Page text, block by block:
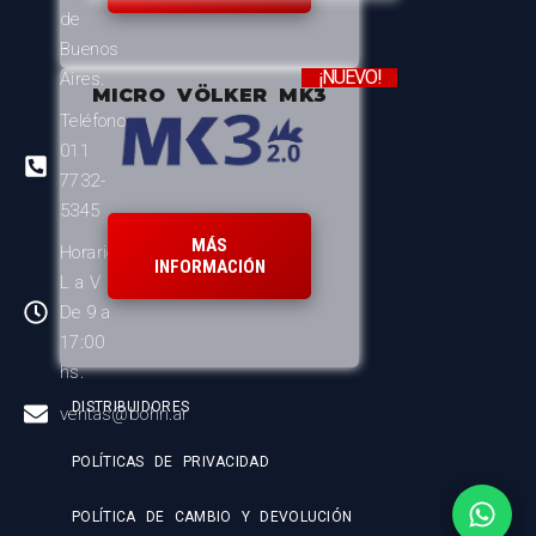
de
Buenos
Aires.
Teléfono:
011
7732-
5345
Horario:
L a V
De 9 a
17:00
hs.
ventas@bohn.ar
MICRO VÖLKER MK3
¡NUEVO!
MÁS
INFORMACIÓN
DISTRIBUIDORES
POLÍTICAS DE PRIVACIDAD
POLÍTICA DE CAMBIO Y DEVOLUCIÓN